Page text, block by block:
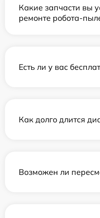
Какие запчасти вы
ремонте робота-
Есть ли у вас
Как долго длится
Возможен ли